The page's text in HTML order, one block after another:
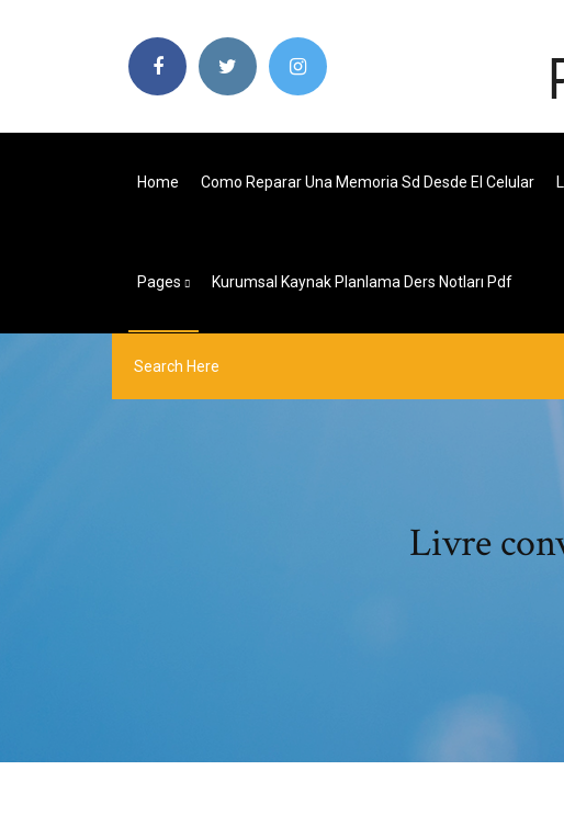
Home Como Reparar Una Memoria Sd Desde El Celular
Pages Kurumsal Kaynak Planlama Ders Notları Pdf
Livre